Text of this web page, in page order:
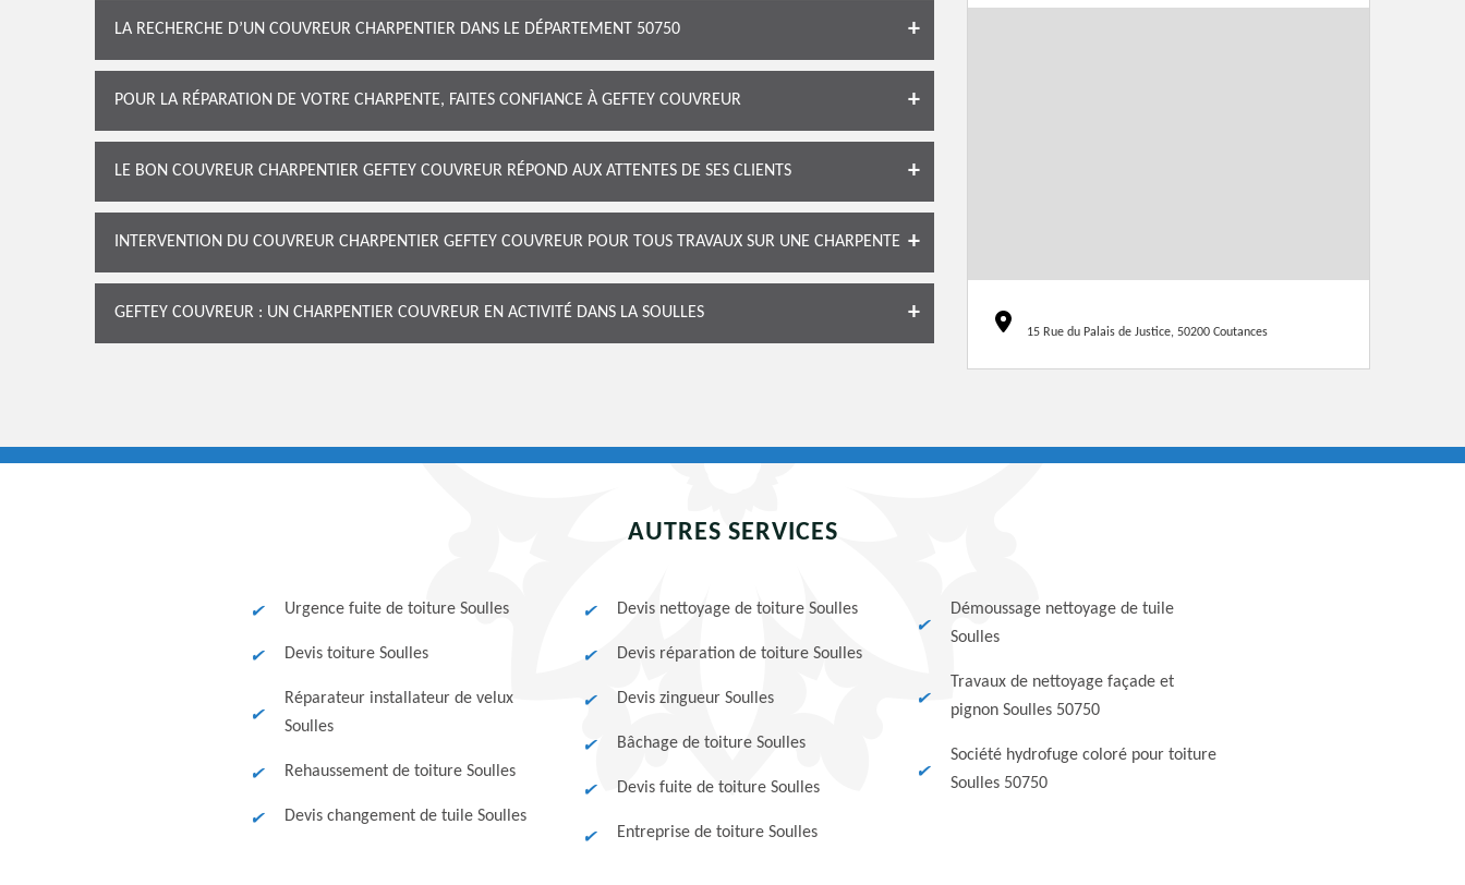
LA RECHERCHE D’UN COUVREUR CHARPENTIER DANS LE DÉPARTEMENT 50750
POUR LA RÉPARATION DE VOTRE CHARPENTE, FAITES CONFIANCE À GEFTEY COUVREUR
LE BON COUVREUR CHARPENTIER GEFTEY COUVREUR RÉPOND AUX ATTENTES DE SES CLIENTS
INTERVENTION DU COUVREUR CHARPENTIER GEFTEY COUVREUR POUR TOUS TRAVAUX SUR UNE CHARPENTE
GEFTEY COUVREUR : UN CHARPENTIER COUVREUR EN ACTIVITÉ DANS LA SOULLES
15 Rue du Palais de Justice, 50200 Coutances
AUTRES SERVICES
Urgence fuite de toiture Soulles
Devis toiture Soulles
Réparateur installateur de velux
Soulles
Rehaussement de toiture Soulles
Devis changement de tuile Soulles
Devis nettoyage de toiture Soulles
Devis réparation de toiture Soulles
Devis zingueur Soulles
Bâchage de toiture Soulles
Devis fuite de toiture Soulles
Entreprise de toiture Soulles
Démoussage nettoyage de tuile
Soulles
Travaux de nettoyage façade et
pignon Soulles 50750
Société hydrofuge coloré pour toiture
Soulles 50750